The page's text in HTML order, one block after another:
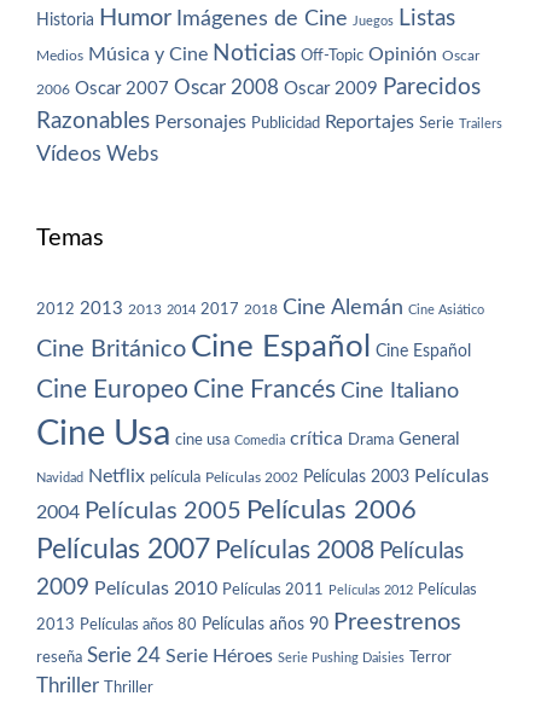
Historia Humor Imágenes de Cine Juegos Listas
Medios Música y Cine Noticias Off-Topic Opinión Oscar
2006 Oscar 2007 Oscar 2008 Oscar 2009 Parecidos
Razonables Personajes Publicidad Reportajes Serie Trailers
Vídeos Webs
Temas
2012 2013 2013 2014 2017 2018 Cine Alemán Cine Asiático
Cine Británico Cine Español Cine Español
Cine Europeo Cine Francés Cine Italiano
Cine Usa cine usa Comedia crítica Drama General
Navidad Netflix película Películas 2002 Películas 2003 Películas
2004 Películas 2005 Películas 2006
Películas 2007 Películas 2008 Películas
2009 Películas 2010 Películas 2011 Películas 2012 Películas
2013 Películas años 80 Películas años 90 Preestrenos
reseña Serie 24 Serie Héroes Serie Pushing Daisies Terror
Thriller Thriller